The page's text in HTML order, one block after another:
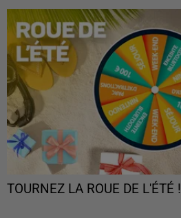
TOURNEZ LA ROUE DE L'ÉTÉ !